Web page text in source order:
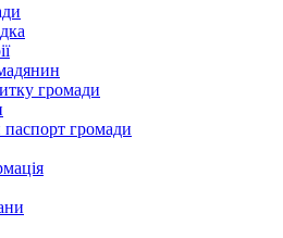
громади
паспорт громади